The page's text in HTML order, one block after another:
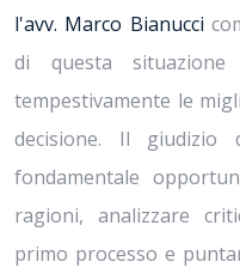
l'avv. Marco Bianucci
di questa
tempestivamente le
decisione. Il
fondamentale
ragioni, analizzare
primo processo e